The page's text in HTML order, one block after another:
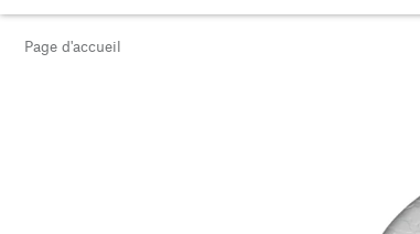
Page d'accueil